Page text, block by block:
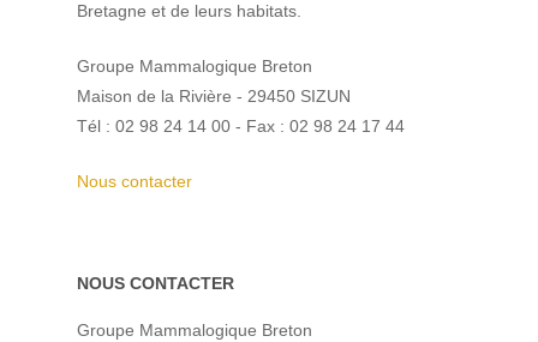
Bretagne et de leurs habitats.
Groupe Mammalogique Breton
Maison de la Rivière - 29450 SIZUN
Tél : 02 98 24 14 00 - Fax : 02 98 24 17 44
Nous contacter
NOUS CONTACTER
Groupe Mammalogique Breton